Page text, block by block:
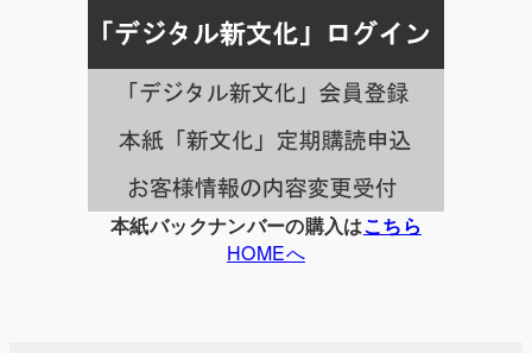
事
一
覧
本紙バックナンバーの購入はこちら
HOMEへ